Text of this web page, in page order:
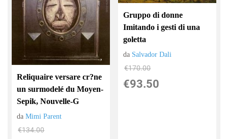
Reliquaire versare cr?ne
un surmodelé du Moyen-
Sepik, Nouvelle-G
daMimi Parent
€134.00
Gruppo di donne
Imitando i gesti di una
goletta
da Salvador Dali
€170.00
€93.50